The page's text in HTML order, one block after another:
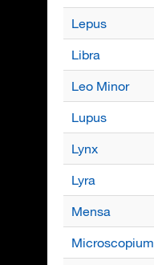
Lepus
Libra
Leo Minor
Lupus
Lynx
Lyra
Mensa
Microscopium